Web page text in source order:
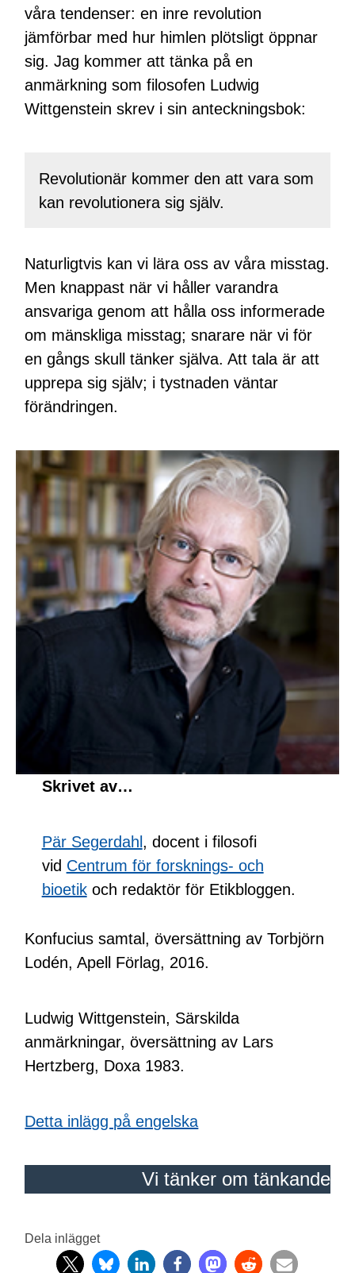
våra tendenser: en inre revolution
jämförbar med hur himlen plötsligt öppnar
sig. Jag kommer att tänka på en
anmärkning som filosofen Ludwig
Wittgenstein skrev i sin anteckningsbok:
Revolutionär kommer den att vara som
kan revolutionera sig själv.
Naturligtvis kan vi lära oss av våra misstag.
Men knappast när vi håller varandra
ansvariga genom att hålla oss informerade
om mänskliga misstag; snarare när vi för
en gångs skull tänker själva. Att tala är att
upprepa sig själv; i tystnaden väntar
förändringen.
Skrivet av…
Pär Segerdahl , docent i filosofi
vid Centrum för forsknings- och
bioetikoch redaktör för Etikbloggen.
Konfucius samtal, översättning av Torbjörn
Lodén, Apell Förlag, 2016.
Ludwig Wittgenstein, Särskilda
anmärkningar, översättning av Lars
Hertzberg, Doxa 1983.
Detta inlägg på engelska
Vi tänker om tänkande
Dela inlägget